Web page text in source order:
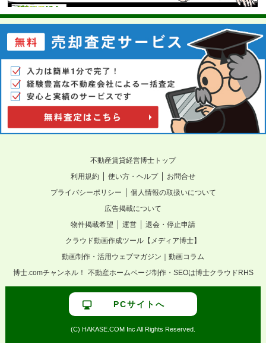
不動産賃貸経営博士トップ
利用規約 ｜ 使い方・ヘルプ｜ お問合せ
プライバシーポリシー ｜ 個人情報の取扱いについて
広告掲載について
物件掲載希望 ｜ 運営 ｜ 退会・停止申請
クラウド動画作成ツール【メディア博士】
動画制作・活用ウェブマガジン｜動画コラム
博士.comチャンネル！
不動産ホームページ制作・SEOは博士クラウドRHS
PCサイトへ
(C) HAKASE.COM Inc All Rights Reserved.